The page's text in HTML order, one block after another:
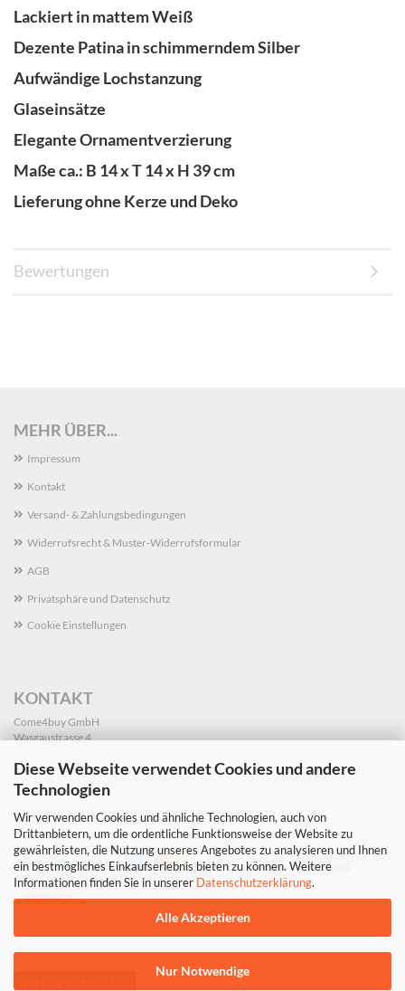
Diese Webseite verwendet Cookies und andere
Technologien
Wir verwenden Cookies und ähnliche Technologien, auch von
Drittanbietern, um die ordentliche Funktionsweise der Website zu
gewährleisten, die Nutzung unseres Angebotes zu analysieren und Ihnen
ein bestmögliches Einkaufserlebnis bieten zu können. Weitere
Informationen finden Sie in unserer Datenschutzerklärung.
Alle Akzeptieren
Nur Notwendige
Lackiert in mattem Weiß
Dezente Patina in schimmerndem Silber
Aufwändige Lochstanzung
Glaseinsätze
Elegante Ornamentverzierung
Maße ca.: B 14 x T 14 x H 39 cm
Lieferung ohne Kerze und Deko
Bewertungen
MEHR ÜBER...
Impressum
Kontakt
Versand- & Zahlungsbedingungen
Widerrufsrecht & Muster-Widerrufsformular
AGB
Privatsphäre und Datenschutz
Cookie Einstellungen
KONTAKT
Come4buy GmbH
Wasgaustrasse 4
info@dekoleidenschaft.de
Tel.: +49 163 5405000